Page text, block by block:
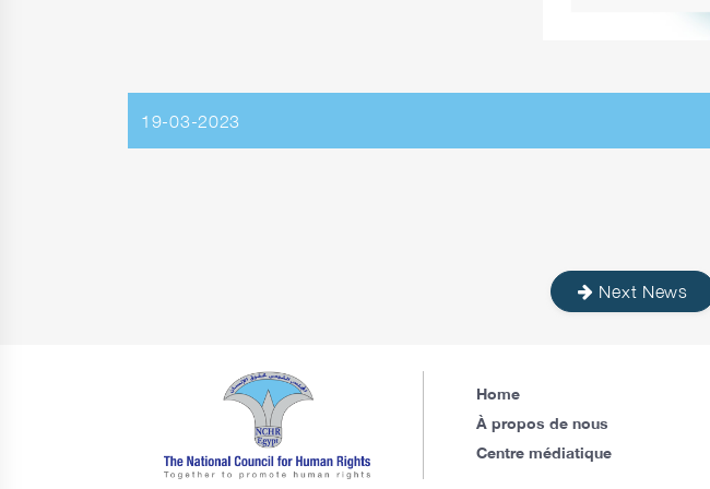
19-03-2023
Next News
Home
À propos de nous
Centre médiatique